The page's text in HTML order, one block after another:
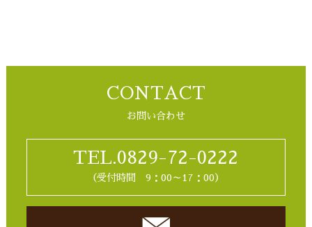
CONTACT
お問い合わせ
TEL.0829-72-0222
（受付時間 9：00～17：00）